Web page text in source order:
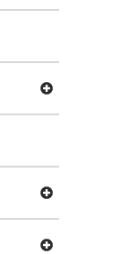
Avaa valikko
Avaa valikko
Avaa valikko